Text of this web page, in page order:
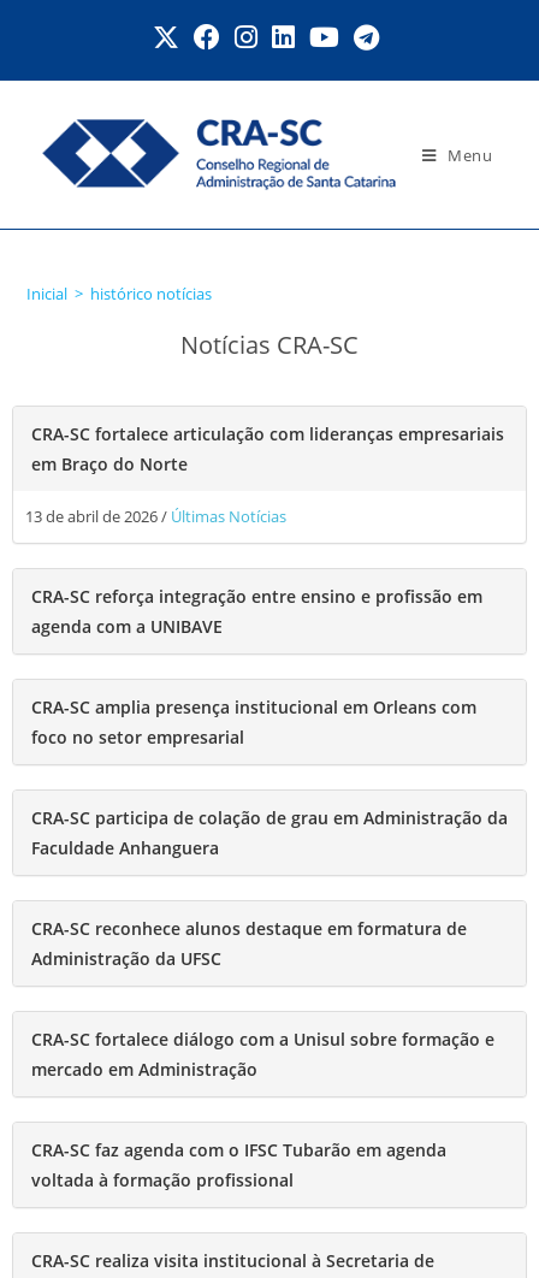
Menu
Inicial > histórico notícias
Notícias CRA-SC
CRA-SC fortalece articulação com lideranças empresariais
em Braço do Norte
13 de abril de 2026/ Últimas Notícias
CRA-SC reforça integração entre ensino e profissão em
agenda com a UNIBAVE
CRA-SC amplia presença institucional em Orleans com
foco no setor empresarial
CRA-SC participa de colação de grau em Administração da
Faculdade Anhanguera
CRA-SC reconhece alunos destaque em formatura de
Administração da UFSC
CRA-SC fortalece diálogo com a Unisul sobre formação e
mercado em Administração
CRA-SC faz agenda com o IFSC Tubarão em agenda
voltada à formação profissional
CRA-SC realiza visita institucional à Secretaria de